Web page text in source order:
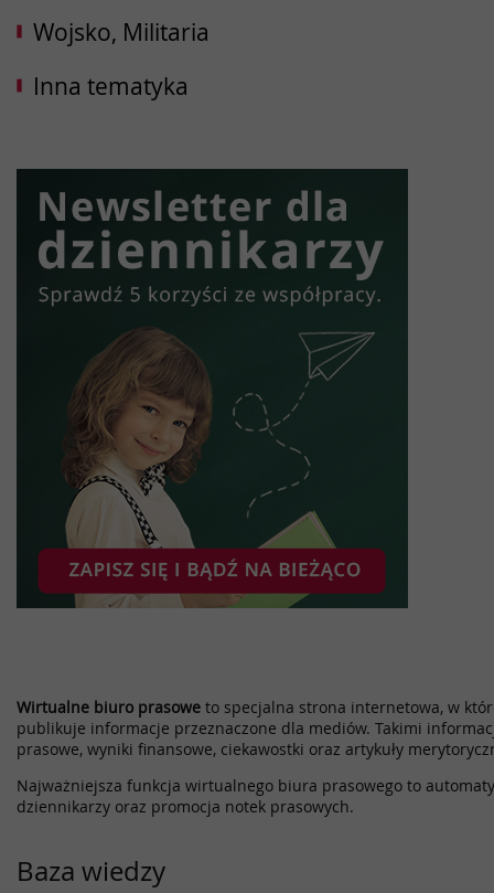
Wojsko, Militaria
Inna tematyka
Wirtualne biuro prasowe to specjalna strona internetowa, w
publikuje informacje przeznaczone dla mediów. Takimi
prasowe, wyniki finansowe, ciekawostki oraz artykuły
Najważniejsza funkcja wirtualnego biura prasowego to
dziennikarzy oraz promocja notek prasowych.
Baza wiedzy